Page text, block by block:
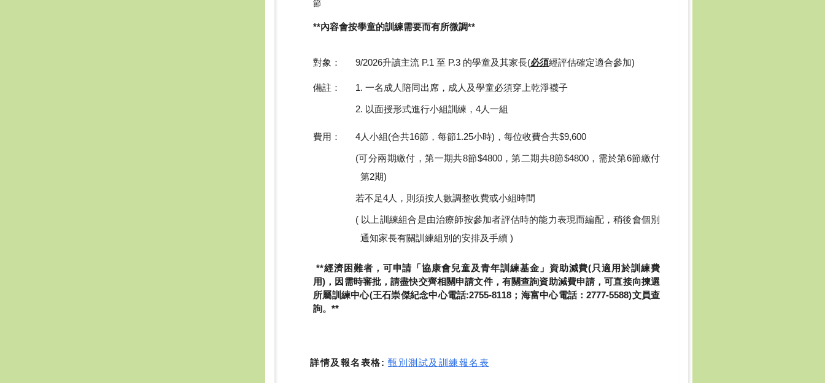
節
**內容會按學童的訓練需要而有所微調**
對象： 9/2026升讀主流 P.1 至 P.3 的學童及其家長(必須經評估確定適合參加)
備註： 1. 一名成人陪同出席，成人及學童必須穿上乾淨襪子
2. 以面授形式進行小組訓練，4人一組
費用： 4人小組(合共16節，每節1.25小時)，每位收費合共$9,600
(可分兩期繳付，第一期共8節$4800，第二期共8節$4800，需於第6節繳付
第2期)
若不足4人，則須按人數調整收費或小組時間
( 以上訓練組合是由治療師按參加者評估時的能力表現而編配，稍後會個別
通知家長有關訓練組別的安排及手續 )
**經濟困難者，可申請「協康會兒童及青年訓練基金」資助減費(只適用於訓練費
用)，因需時審批，請盡快交齊相關申請文件，有關查詢資助減費申請，可直接向揀選
所屬訓練中心(王石崇傑紀念中心電話:2755-8118；海富中心電話：2777-5588)文員查
詢。**
詳情及報名表格: 甄別測試及訓練報名表